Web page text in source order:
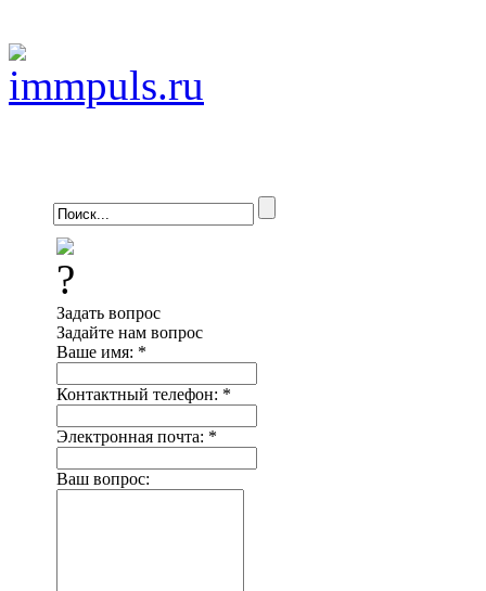
Задать вопрос
Задайте нам вопрос
Ваше имя: *
Контактный телефон: *
Электронная почта: *
Ваш вопрос: